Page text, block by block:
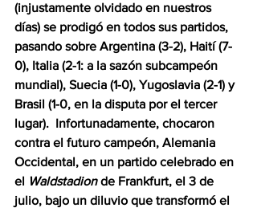
(injustamente olvidado en nuestros
días) se prodigó en todos sus partidos,
pasando sobre Argentina (3-2), Haití (7-
0), Italia (2-1: a la sazón subcampeón
mundial), Suecia (1-0), Yugoslavia (2-1) y
Brasil (1-0, en la disputa por el tercer
lugar).  Infortunadamente, chocaron
contra el futuro campeón, Alemania
Occidental, en un partido celebrado en
el Waldstadion de Frankfurt, el 3 de
julio, bajo un diluvio que transformó el